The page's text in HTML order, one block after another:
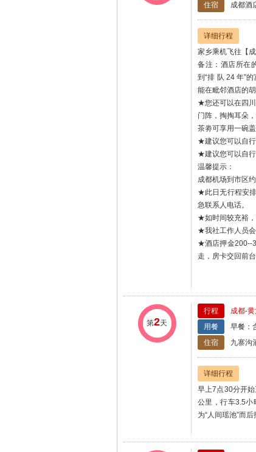
住宿
成都酒
详细行程
家乡乘机飞往【
备注：酒店所在
到“排 队 24 年”
能在毗邻酒店的
★您还可以在四
门阵，掏掏耳朵
茶劵可享用一碗
★建议您可以自
★建议您可以自行
温馨提示：
成都机场到市区
★此日无行程安
急联系人电话。
★如时间较充裕
★我社工作人员会
★酒店押金200--
走，房卡交回前台
第2天
行程
成都-
用餐
早餐：
住宿
九寨沟
详细行程
早上7点30分开
公里，行车3.5小
为“人间瑶池”而